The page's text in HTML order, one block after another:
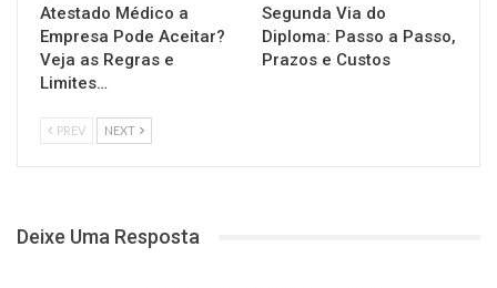
Atestado Médico a
Empresa Pode Aceitar?
Veja as Regras e
Limites…
Segunda Via do
Diploma: Passo a Passo,
Prazos e Custos
PREV NEXT
Deixe Uma Resposta